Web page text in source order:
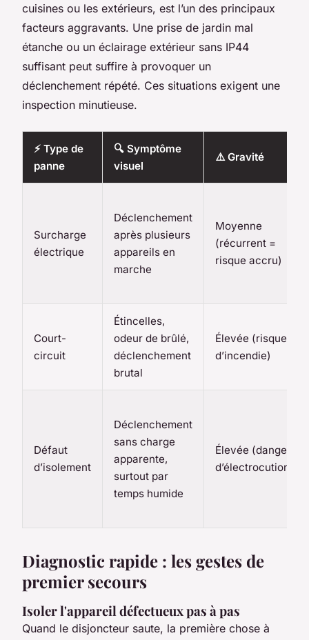
cuisines ou les extérieurs, est l’un des principaux
facteurs aggravants. Une prise de jardin mal
étanche ou un éclairage extérieur sans IP44
suffisant peut suffire à provoquer un
déclenchement répété. Ces situations exigent une
inspection minutieuse.
⚡ Type de
panne
🔍 Symptôme
visuel
⚠️ Gravité
Surcharge
électrique
Déclenchement
après plusieurs
appareils en
marche
Moyenne
(récurrent =
risque accru)
Court-
circuit
Étincelles,
odeur de brûlé,
déclenchement
brutal
Élevée (risque
d’incendie)
Défaut
d’isolement
Déclenchement
sans charge
apparente,
surtout par
temps humide
Élevée (danger
d’électrocution)
Diagnostic rapide : les gestes de
premier secours
Isoler l'appareil défectueux pas à pas
Quand le disjoncteur saute, la première chose à